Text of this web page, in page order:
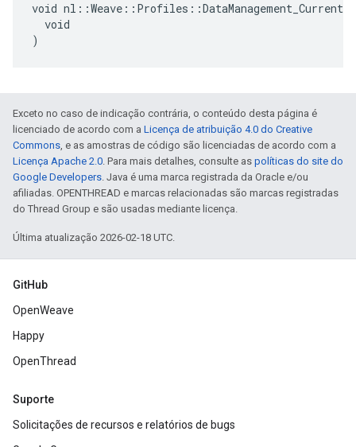
void
  void
)
Exceto no caso de indicação contrária, o conteúdo desta página é
licenciado de acordo com a Licença de atribuição 4.0 do Creative
Commons, e as amostras de código são licenciadas de acordo com a
Licença Apache 2.0. Para mais detalhes, consulte as políticas do site do
Google Developers. Java é uma marca registrada da Oracle e/ou
afiliadas. OPENTHREAD e marcas relacionadas são marcas registradas
do Thread Group e são usadas mediante licença.
Última atualização 2026-02-18 UTC.
GitHub
OpenWeave
Happy
OpenThread
Suporte
Solicitações de recursos e relatórios de bugs